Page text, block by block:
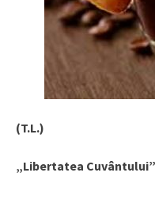
(T.L.)
„Libertatea